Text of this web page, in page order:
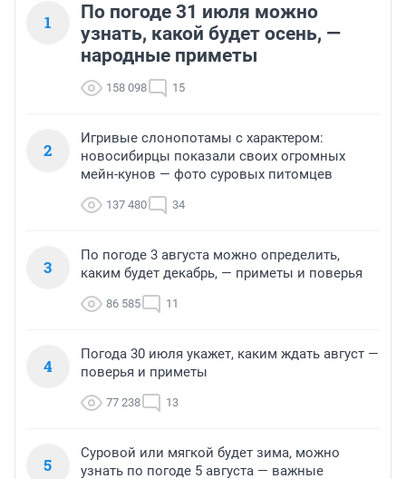
1
По погоде 31 июля можно
узнать, какой будет осень, —
народные приметы
158 098 15
2
Игривые слонопотамы с характером:
новосибирцы показали своих огромных
мейн-кунов — фото суровых питомцев
137 480 34
3
По погоде 3 августа можно определить,
каким будет декабрь, — приметы и поверья
86 585 11
4
Погода 30 июля укажет, каким ждать август —
поверья и приметы
77 238 13
5
Суровой или мягкой будет зима, можно
узнать по погоде 5 августа — важные